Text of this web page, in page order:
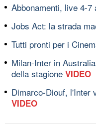
Abbonamenti, live 4-
Jobs Act: la strada
Tutti pronti per i
Milan-Inter in
della stagione VIDEO
Dimarco-Diouf, l'Inter
VIDEO